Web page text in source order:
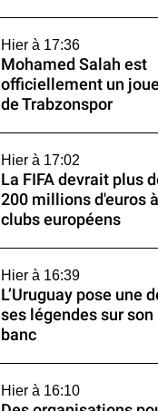
Hier à 17:36
Mohamed Salah est
officiellement un
de Trabzonspor
Hier à 17:02
La FIFA devrait plus
200 millions d'euros
clubs européens
Hier à 16:39
L’Uruguay pose une
ses légendes sur son
banc
Hier à 16:10